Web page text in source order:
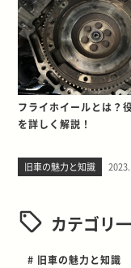
フライホイールとは？
を詳しく解説！
旧車の魅力と知識
カテゴリ
# 旧車の魅力と知識